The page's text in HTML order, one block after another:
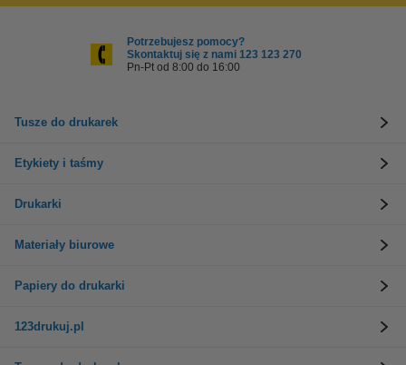
Potrzebujesz pomocy?
Skontaktuj się z nami 123 123 270
Pn-Pt od 8:00 do 16:00
Tusze do drukarek
Etykiety i taśmy
Drukarki
Materiały biurowe
Papiery do drukarki
123drukuj.pl